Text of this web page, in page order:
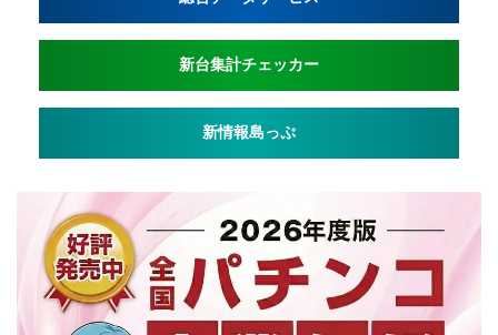
新台集計チェッカー
新情報島っぷ